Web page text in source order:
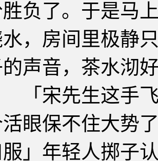
负了。于是马
，房间里极静
声音，茶水沏
宋先生这手飞
眼保不住大势
服」年轻人掷子